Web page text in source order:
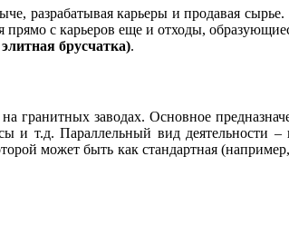
разрабатывая карьеры и продавая
с карьеров еще и отходы,
элитная брусчатка).
гранитных заводах. Основное
и т.д. Параллельный вид деятельности
может быть как стандартная